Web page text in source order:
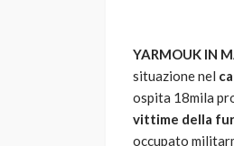
YARMOUK IN
situazione nel
ospita 18mila
vittime della
occupato